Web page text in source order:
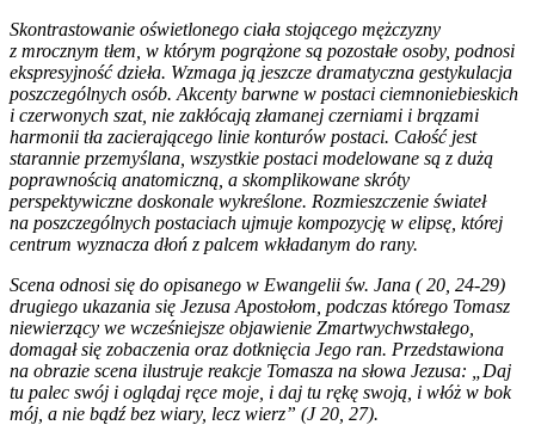
Skontrastowanie oświetlonego ciała stojącego mężczyzny
z mrocznym tłem, w którym pogrążone są pozostałe osoby, podnosi
ekspresyjność dzieła. Wzmaga ją jeszcze dramatyczna gestykulacja
poszczególnych osób. Akcenty barwne w postaci ciemnoniebieskich
i czerwonych szat, nie zakłócają złamanej czerniami i brązami
harmonii tła zacierającego linie konturów postaci. Całość jest
starannie przemyślana, wszystkie postaci modelowane są z dużą
poprawnością anatomiczną, a skomplikowane skróty
perspektywiczne doskonale wykreślone. Rozmieszczenie świateł
na poszczególnych postaciach ujmuje kompozycję w elipsę, której
centrum wyznacza dłoń z palcem wkładanym do rany.
Scena odnosi się do opisanego w Ewangelii św. Jana ( 20, 24-29)
drugiego ukazania się Jezusa Apostołom, podczas którego Tomasz
niewierzący we wcześniejsze objawienie Zmartwychwstałego,
domagał się zobaczenia oraz dotknięcia Jego ran. Przedstawiona
na obrazie scena ilustruje reakcje Tomasza na słowa Jezusa: „Daj
tu palec swój i oglądaj ręce moje, i daj tu rękę swoją, i włóż w bok
mój, a nie bądź bez wiary, lecz wierz” (J 20, 27).